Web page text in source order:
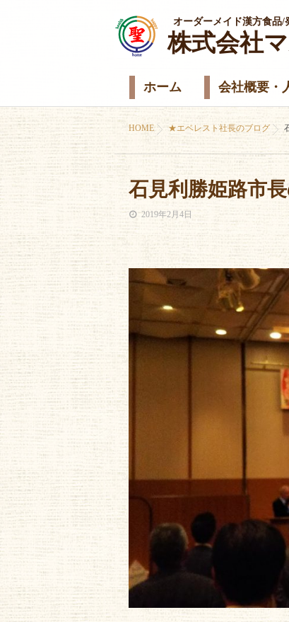
オーダーメイド漢方食品/
株式会社
ホーム 会社概要・
HOME ★エベレスト社長のブログ
石見利勝姫路市
2019年2月4日